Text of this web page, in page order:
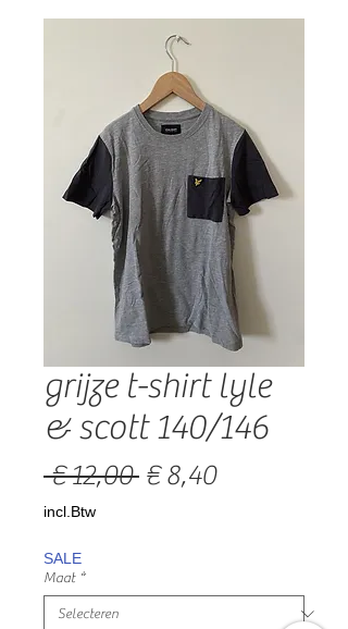
grijze t-shirt lyle
& scott 140/146
€ 12,00 Normale
€ 8,40Verkoopprijs
incl.Btw
SALE
Maat *